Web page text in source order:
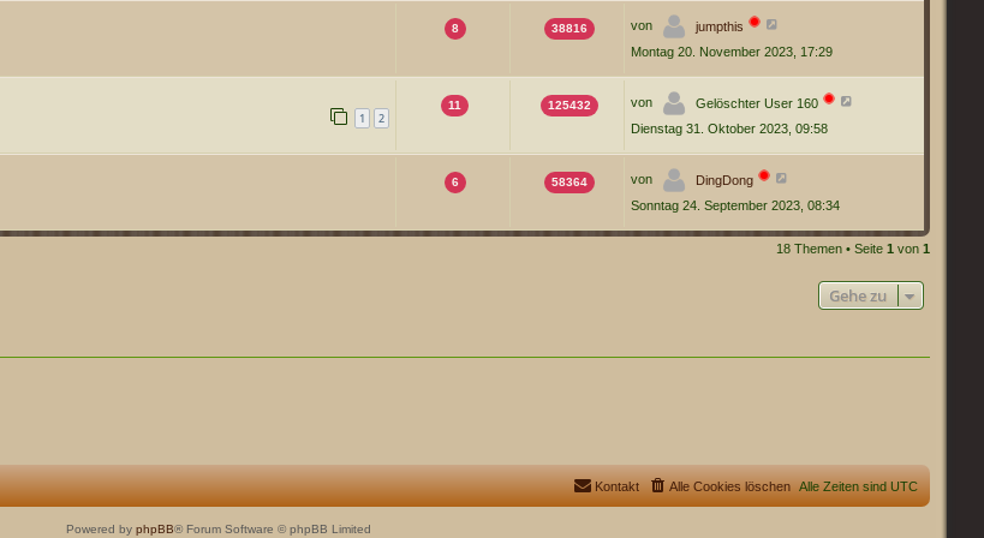
8 38816 von
jumpthis
Montag 20. November 2023, 17:29
1 2
11 125432 von
Gelöschter User 160
Dienstag 31. Oktober 2023, 09:58
6 58364 von
DingDong
Sonntag 24. September 2023, 08:34
18 Themen • Seite 1 von 1
Gehe zu
Alle Zeiten sind UTC
Alle Cookies löschen
Kontakt
Powered by phpBB® Forum Software © phpBB Limited